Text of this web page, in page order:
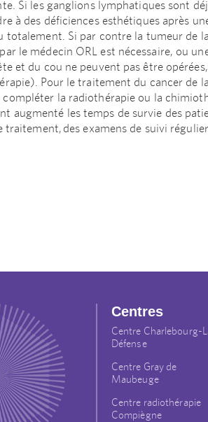
Si les ganglions lymphatiques sont
à des déficiences esthétiques après
totalement. Si par contre la tumeur de
le médecin ORL est nécessaire, ou
et du cou ne peuvent pas être
Pour le traitement du cancer de
la radiothérapie ou la
augmenté les temps de survie des
traitement, des examens de suivi
Centres
Centre Charlebourg-
Défense
Centre Gray de
Maubeuge
Centre radiothérapie
Compiègne